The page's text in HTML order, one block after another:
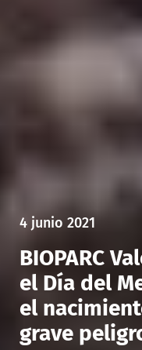
4 junio 2021
BIOPARC
el Día del
el
grave